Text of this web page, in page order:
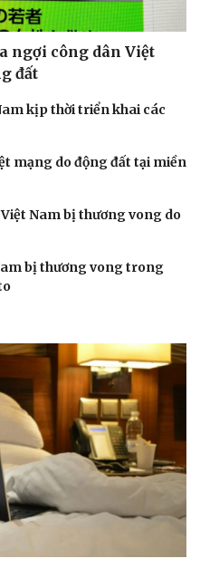
ngợi công dân Việt
đất
kịp thời triển khai các
mạng do động đất tại miền
Nam bị thương vong do
bị thương vong trong